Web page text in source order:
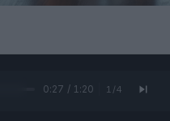
0:28 / 1:20 1 /4